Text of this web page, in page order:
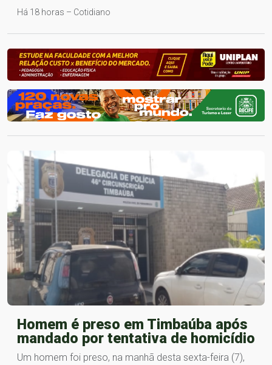
Há 18 horas – Cotidiano
Homem é preso em Timbaúba após
mandado por tentativa de homicídio
Um homem foi preso, na manhã desta sexta-feira (7),